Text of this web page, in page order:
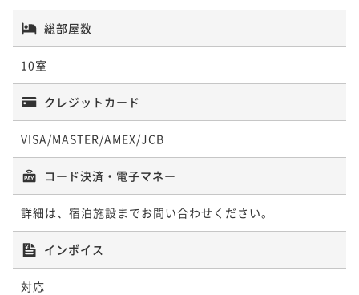
総部屋数
10室
クレジットカード
VISA/MASTER/AMEX/JCB
コード決済・電子マネー
詳細は、宿泊施設までお問い合わせください。
インボイス
対応